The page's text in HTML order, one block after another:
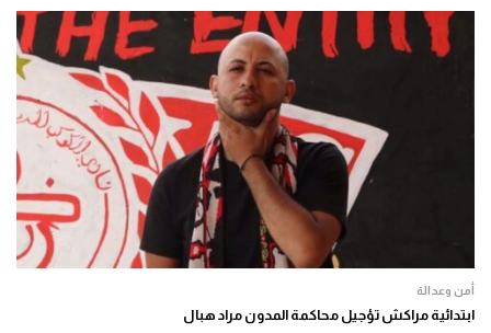
أمن وعدالة
ابتدائية مراكش تؤجيل محاكمة المدون مراد هبال